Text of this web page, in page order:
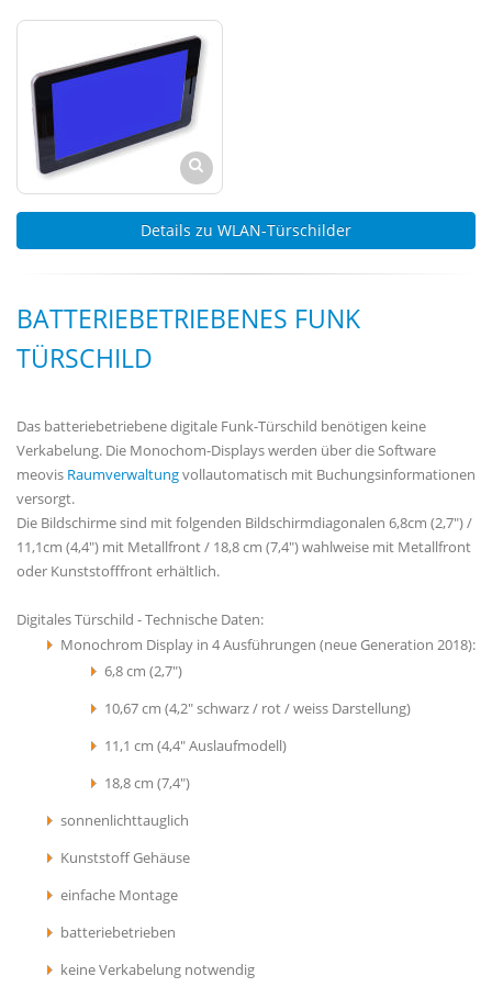
Details zu WLAN-Türschilder
BATTERIEBETRIEBENES FUNK
TÜRSCHILD
Das batteriebetriebene digitale Funk-Türschild benötigen keine
Verkabelung. Die Monochom-Displays werden über die Software
meovis Raumverwaltungvollautomatisch mit Buchungsinformationen
versorgt.
Die Bildschirme sind mit folgenden Bildschirmdiagonalen 6,8cm (2,7") /
11,1cm (4,4") mit Metallfront / 18,8 cm (7,4") wahlweise mit Metallfront
oder Kunststofffront erhältlich.
Digitales Türschild - Technische Daten:
Monochrom Display in 4 Ausführungen (neue Generation 2018):
6,8 cm (2,7")
10,67 cm (4,2" schwarz / rot / weiss Darstellung)
11,1 cm (4,4" Auslaufmodell)
18,8 cm (7,4")
sonnenlichttauglich
Kunststoff Gehäuse
einfache Montage
batteriebetrieben
keine Verkabelung notwendig